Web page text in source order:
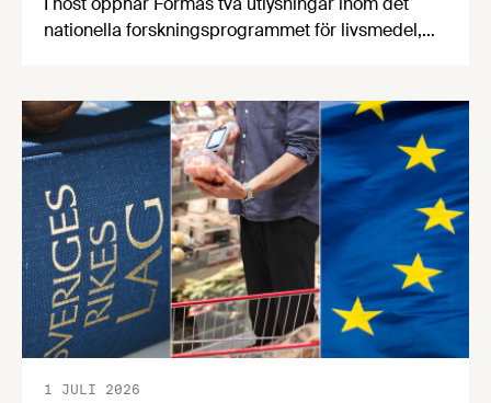
nationella forskningsprogrammet för livsmedel,
en motståndskraftig livsmedelsförsörjning", och
båda syftar till att bana väg för innovationer som
stärker Sveriges livsmedelsförsörjning.
1 JULI 2026